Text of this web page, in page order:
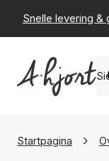
Snelle levering
Startpagina